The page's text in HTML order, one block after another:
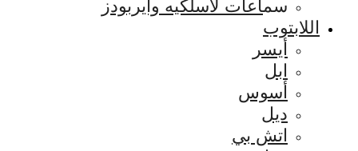
سماعات لاسلكيه وايربودز
اللابتوب
أيسر
ابل
أسوس
ديل
اتش بي